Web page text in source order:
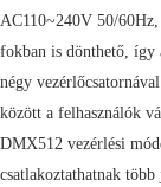
AC110~240V 50/
fokban is dönthető, így
négy
között a felhasználók
DMX512 vezérlési
csatlakoztathatnak